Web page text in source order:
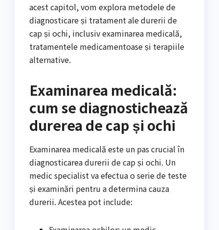
acest capitol, vom explora metodele de
diagnosticare și tratament ale durerii de
cap și ochi, inclusiv examinarea medicală,
tratamentele medicamentoase și terapiile
alternative.
Examinarea medicală:
cum se diagnostichează
durerea de cap și ochi
Examinarea medicală este un pas crucial în
diagnosticarea durerii de cap și ochi. Un
medic specialist va efectua o serie de teste
și examinări pentru a determina cauza
durerii. Acestea pot include: